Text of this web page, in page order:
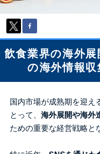
飲食業界の海外
の海外情報
国内市場が成熟期を迎え
とって、 海外展開や海外
ための重要な経営戦略と